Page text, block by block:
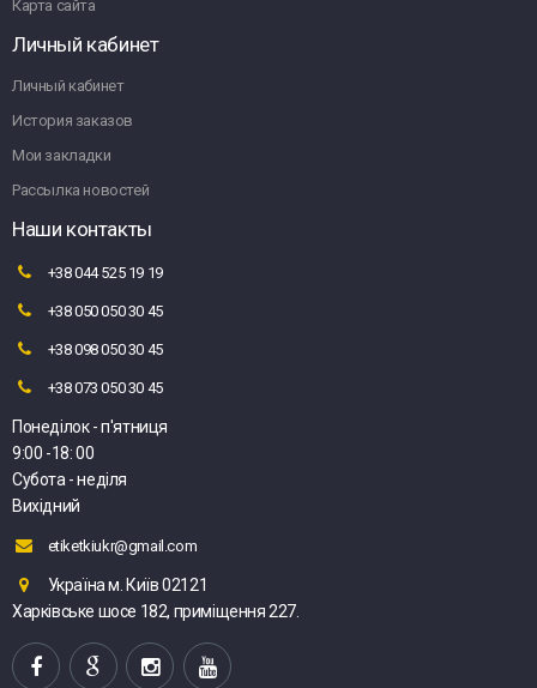
Карта сайта
Личный кабинет
Личный кабинет
История заказов
Мои закладки
Рассылка новостей
Наши контакты
+38 044 525 19 19
+38 050 050 30 45
+38 098 050 30 45
+38 073 050 30 45
Понеділок - п'ятниця
9:00 -18: 00
Субота - неділя
Вихідний
etiketkiukr@gmail.com
Україна м. Київ 02121
Харківське шосе 182, приміщення 227.